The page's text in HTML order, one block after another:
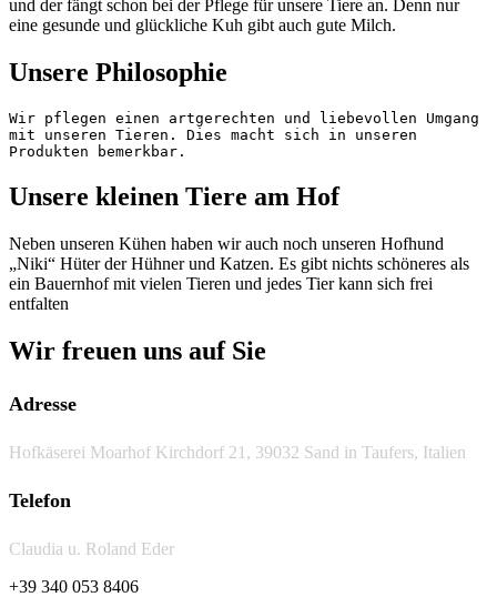
und der fängt schon bei der Pflege für unsere Tiere an. Denn nur
eine gesunde und glückliche Kuh gibt auch gute Milch.
Unsere Philosophie
Wir pflegen einen artgerechten und liebevollen Umgang
mit unseren Tieren. Dies macht sich in unseren
Produkten bemerkbar.
Unsere kleinen Tiere am Hof
Neben unseren Kühen haben wir auch noch unseren Hofhund
„Niki“ Hüter der Hühner und Katzen. Es gibt nichts schöneres als
ein Bauernhof mit vielen Tieren und jedes Tier kann sich frei
entfalten
Wir freuen uns auf Sie
Adresse
Hofkäserei Moarhof Kirchdorf 21, 39032 Sand in Taufers, Italien
Telefon
Claudia u. Roland Eder
+39 340 053 8406